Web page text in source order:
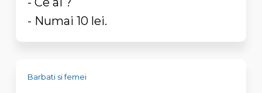
- Numai 10 lei.
Barbati si femei